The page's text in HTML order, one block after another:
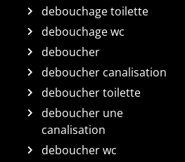
debouchage toilette
debouchage wc
deboucher
deboucher canalisation
deboucher toilette
deboucher une
canalisation
deboucher wc